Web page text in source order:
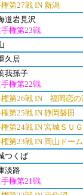
第27戦 IN 新潟
道岩見沢
権第23戦
久居
我孫子
権第22戦
権第26戦 IN 福岡恋の
第25戦 IN 静岡磐田
第24戦 IN 宮城ＳＵ
第23戦 IN 岡山ドーム
つくば
淡路
権第21戦